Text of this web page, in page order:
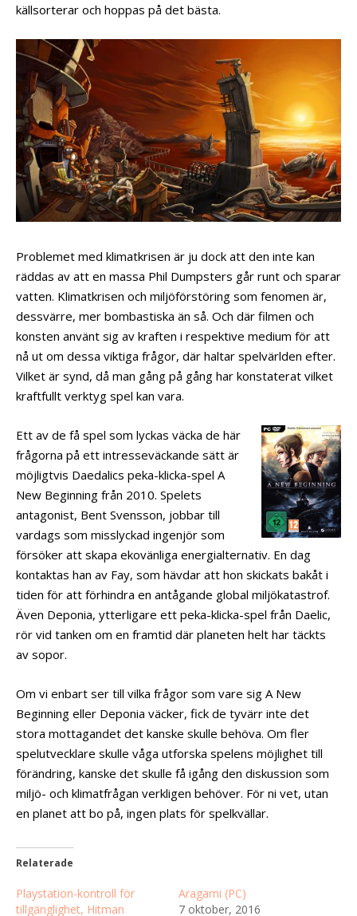
källsorterar och hoppas på det bästa.
Problemet med klimatkrisen är ju dock att den inte kan
räddas av att en massa Phil Dumpsters går runt och sparar
vatten. Klimatkrisen och miljöförstöring som fenomen är,
dessvärre, mer bombastiska än så. Och där filmen och
konsten använt sig av kraften i respektive medium för att
nå ut om dessa viktiga frågor, där haltar spelvärlden efter.
Vilket är synd, då man gång på gång har konstaterat vilket
kraftfullt verktyg spel kan vara.
Ett av de få spel som lyckas väcka de här
frågorna på ett intresseväckande sätt är
möjligtvis Daedalics peka-klicka-spel A
New Beginning från 2010. Spelets
antagonist, Bent Svensson, jobbar till
vardags som misslyckad ingenjör som
försöker att skapa ekovänliga energialternativ. En dag
kontaktas han av Fay, som hävdar att hon skickats bakåt i
tiden för att förhindra en antågande global miljökatastrof.
Även Deponia, ytterligare ett peka-klicka-spel från Daelic,
rör vid tanken om en framtid där planeten helt har täckts
av sopor.
Om vi enbart ser till vilka frågor som vare sig A New
Beginning eller Deponia väcker, fick de tyvärr inte det
stora mottagandet det kanske skulle behöva. Om fler
spelutvecklare skulle våga utforska spelens möjlighet till
förändring, kanske det skulle få igång den diskussion som
miljö- och klimatfrågan verkligen behöver. För ni vet, utan
en planet att bo på, ingen plats för spelkvällar.
Relaterade
Playstation-kontroll för
tillgänglighet, Hitman
Aragami (PC)
7 oktober, 2016